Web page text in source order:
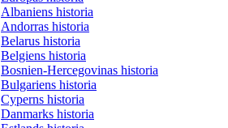
Albaniens historia
Andorras historia
Belarus historia
Belgiens historia
Bosnien-Hercegovinas historia
Bulgariens historia
Cyperns historia
Danmarks historia